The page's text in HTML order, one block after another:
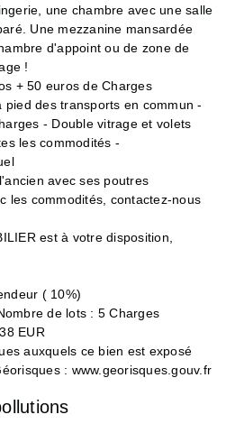
une chambre avec une salle
Une mezzanine mansardée
d'appoint ou de zone de
!
+ 50 euros de Charges
des transports en commun -
- Double vitrage et volets
les commodités -
avec ses poutres
les commodités, contactez-nous
est à votre disposition,
( 10%)
de lots : 5 Charges
EUR
auxquels ce bien est exposé
: www.georisques.gouv.fr